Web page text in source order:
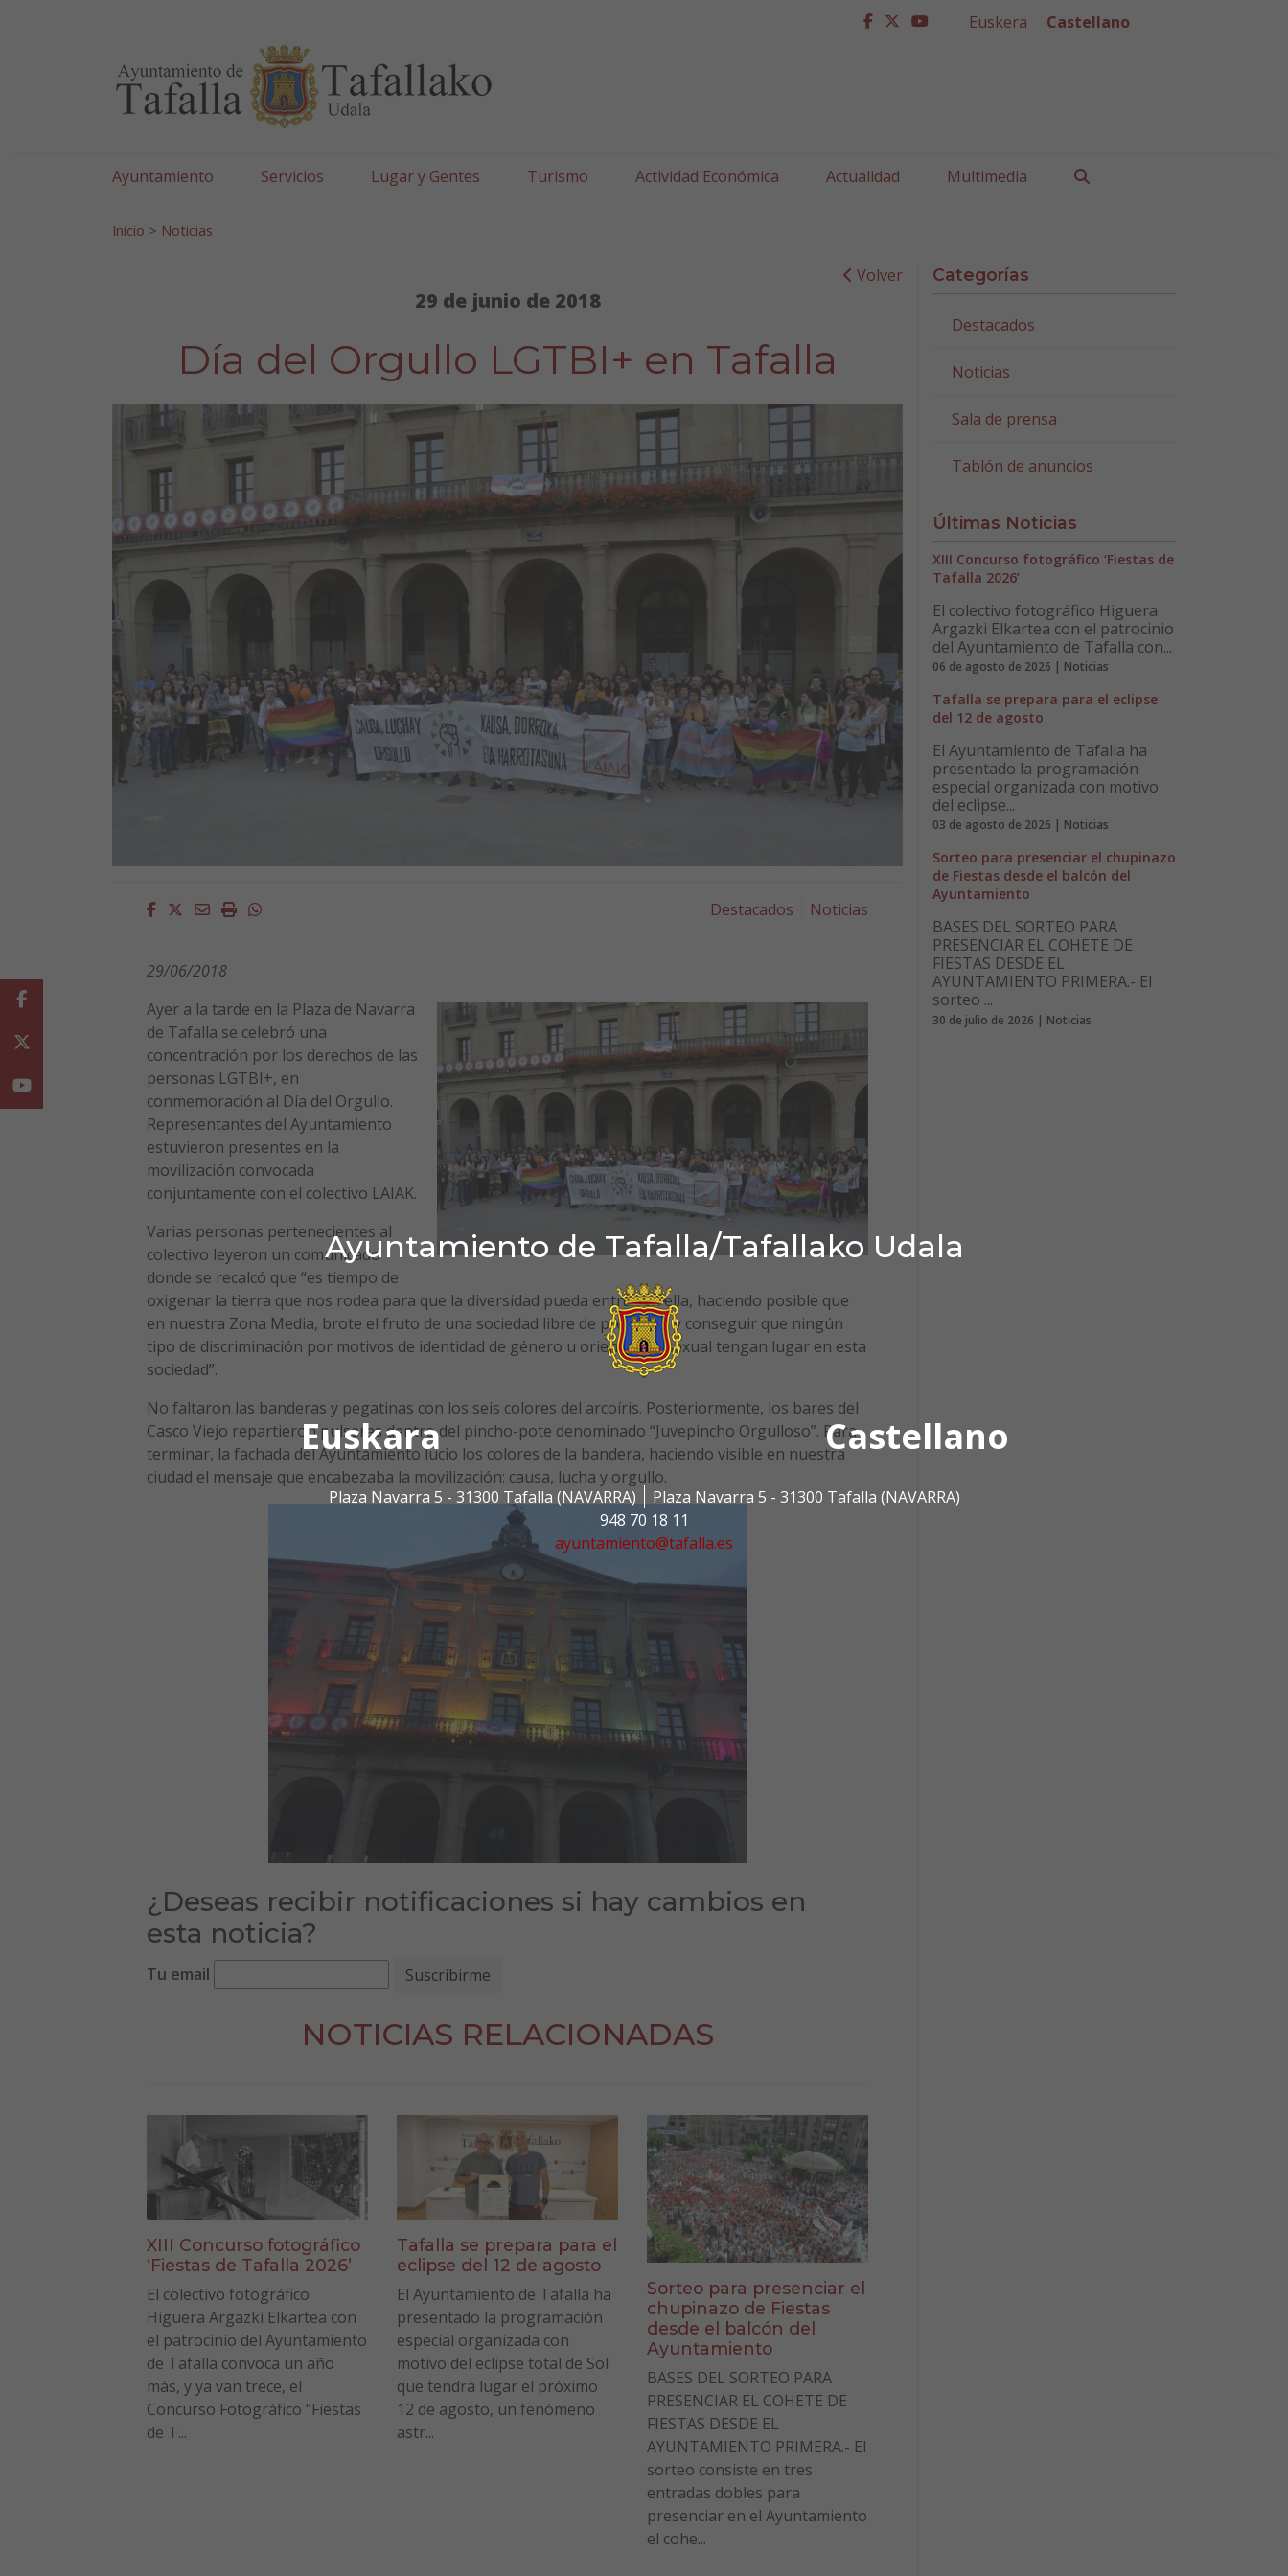
Ayuntamiento de Tafalla/Tafallako Udala
Euskara Castellano
Plaza Navarra 5 - 31300 Tafalla (NAVARRA)
Plaza Navarra 5 - 31300 Tafalla (NAVARRA)
948 70 18 11
ayuntamiento@tafalla.es
facebook
twitter
youtube
Euskera Castellano
Ayuntamiento Servicios Lugar y Gentes Turismo Actividad Económica Actualidad Multimedia
Inicio > Noticias
Volver
29 de junio de 2018
Día del Orgullo LGTBI+ en Tafalla
Facebook
Twitter
EmailImprimirWhatsapp Destacados Noticias
29/06/2018
Ayer a la tarde en la Plaza de Navarra
de Tafalla se celebró una
concentración por los derechos de las
personas LGTBI+, en
conmemoración al Día del Orgullo.
Representantes del Ayuntamiento
estuvieron presentes en la
movilización convocada
conjuntamente con el colectivo LAIAK.
Varias personas pertenecientes al
colectivo leyeron un comunicado
donde se recalcó que “es tiempo de
oxigenar la tierra que nos rodea para que la diversidad pueda entrar en ella, haciendo posible que
en nuestra Zona Media, brote el fruto de una sociedad libre de prejuicios y conseguir que ningún
tipo de discriminación por motivos de identidad de género u orientación sexual tengan lugar en esta
sociedad”.
No faltaron las banderas y pegatinas con los seis colores del arcoíris. Posteriormente, los bares del
Casco Viejo repartieron pulseras dentro del pincho-pote denominado “Juvepincho Orgulloso”. Para
terminar, la fachada del Ayuntamiento lucio los colores de la bandera, haciendo visible en nuestra
ciudad el mensaje que encabezaba la movilización: causa, lucha y orgullo.
¿Deseas recibir notificaciones si hay cambios en
esta noticia?
Tu email
NOTICIAS RELACIONADAS
XIII Concurso fotográfico
‘Fiestas de Tafalla 2026’
El colectivo fotográfico
Higuera Argazki Elkartea con
el patrocinio del Ayuntamiento
de Tafalla convoca un año
más, y ya van trece, el
Concurso Fotográfico “Fiestas
de T...
Tafalla se prepara para el
eclipse del 12 de agosto
El Ayuntamiento de Tafalla ha
presentado la programación
especial organizada con
motivo del eclipse total de Sol
que tendrá lugar el próximo
12 de agosto, un fenómeno
astr...
Sorteo para presenciar el
chupinazo de Fiestas
desde el balcón del
Ayuntamiento
BASES DEL SORTEO PARA
PRESENCIAR EL COHETE DE
FIESTAS DESDE EL
AYUNTAMIENTO PRIMERA.- El
sorteo consiste en tres
entradas dobles para
presenciar en el Ayuntamiento
el cohe...
Categorías
Destacados
Noticias
Sala de prensa
Tablón de anuncios
Últimas Noticias
XIII Concurso fotográfico ‘Fiestas de
Tafalla 2026’
El colectivo fotográfico Higuera
Argazki Elkartea con el patrocinio
del Ayuntamiento de Tafalla con...
06 de agosto de 2026 | Noticias
Tafalla se prepara para el eclipse
del 12 de agosto
El Ayuntamiento de Tafalla ha
presentado la programación
especial organizada con motivo
del eclipse...
03 de agosto de 2026 | Noticias
Sorteo para presenciar el chupinazo
de Fiestas desde el balcón del
Ayuntamiento
BASES DEL SORTEO PARA
PRESENCIAR EL COHETE DE
FIESTAS DESDE EL
AYUNTAMIENTO PRIMERA.- El
sorteo ...
30 de julio de 2026 | Noticias
Facebook
Youtube